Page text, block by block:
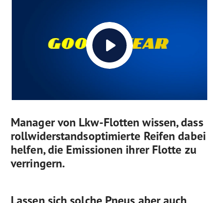
Manager von Lkw-Flotten wissen, dass
rollwiderstandsoptimierte Reifen dabei
helfen, die Emissionen ihrer Flotte zu
verringern.